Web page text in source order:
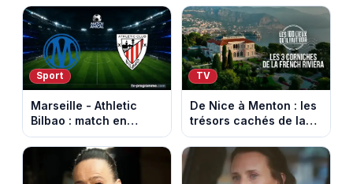
Sport
Marseille - Athletic
Bilbao : match en
direct sur Ligue 1+ à
17h30 (amical du 9
août 2026)
TV
De Nice à Menton : les
trésors cachés de la
French Riviera dévoilés
dans les 100 lieux qu'il
faut voir